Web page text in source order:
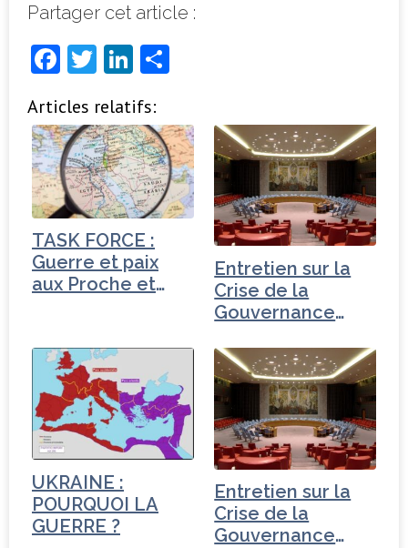
Partager cet article :
F
c
e
b
o
o
k
T
it
t
e
r
Li
k
e
dI
n
ta
g
e
r
Articles relatifs:
TASK FORCE :
Guerre et paix
aux Proche et
Entretien sur la
Crise de la
Gouvernance
Turquie
UKRAINE :
POURQUOI LA
GUERRE ?
Entretien sur la
Crise de la
Gouvernance